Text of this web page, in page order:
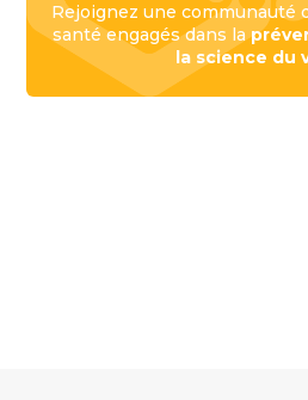
Rejoignez une communauté
santé engagés dans la
la science du